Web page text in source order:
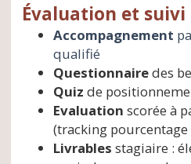
Évaluation et suivi
Accompagnement
qualifié
Questionnairedes
Quiz de
Evaluation scorée à
(tracking
Livrables stagiaire :